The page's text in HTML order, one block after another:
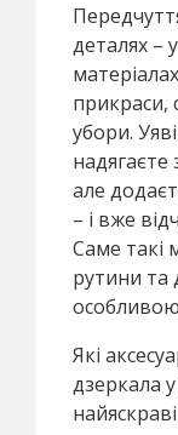
деталях –
прикраси,
убори.
надягаєте
але
– і вже
Саме такі
рутини та
особливою
Які
дзеркала